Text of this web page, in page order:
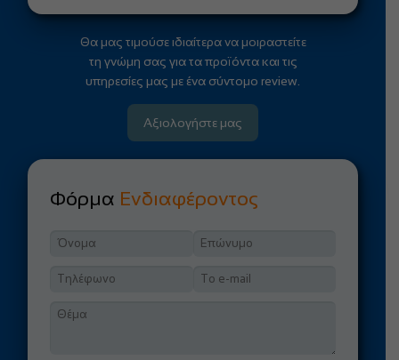
Θα μας τιμούσε ιδιαίτερα να μοιραστείτε
τη γνώμη σας για τα προϊόντα και τις
υπηρεσίες μας με ένα σύντομο review.
Αξιολογήστε μας
Φόρμα Ενδιαφέροντος